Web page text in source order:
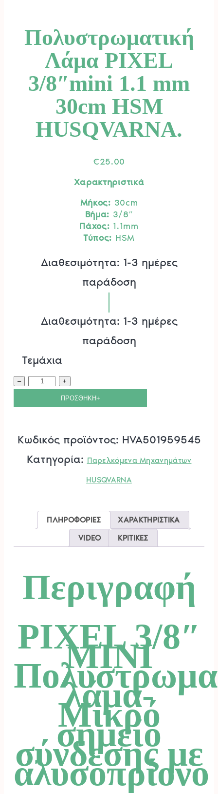
Πολυστρωματική
Λάμα PIXEL
3/8″mini 1.1 mm
30cm HSM
HUSQVARNA.
€25.00
Χαρακτηριστικά
Μήκος: 30cm
Βήμα: 3/8″
Πάχος: 1.1mm
Τύπος: HSM
Διαθεσιμότητα: 1-3 ημέρες
παράδοση
Διαθεσιμότητα: 1-3 ημέρες
παράδοση
Τεμάχια
–
Πολυστρωματική
3/8"mini
1.1
HSM
HUSQVARNA.
+
ΠΡΟΣΘΗΚΗ+
Κωδικός προϊόντος: HVA501959545
Κατηγορία: Παρελκόμενα Μηχανημάτων
HUSQVARNA
ΠΛΗΡΟΦΟΡΙΕΣ
ΧΑΡΑΚΤΗΡΙΣΤΙΚΑ
VIDEO
ΚΡΙΤΙΚΕΣ
Περιγραφή
PIXEL 3/8″
MINI
λάμα-
Μικρό
σημείο
σύνδεσης με
αλυσοπρίονο